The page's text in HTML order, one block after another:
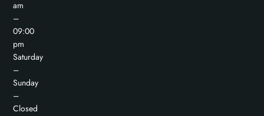
am
–
09:00
pm
Saturday
–
Sunday
–
Closed